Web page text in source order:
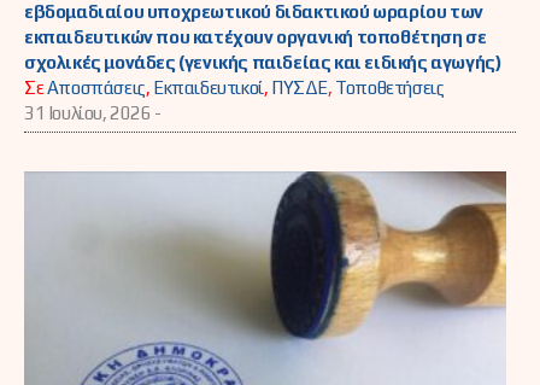
εβδομαδιαίου υποχρεωτικού διδακτικού ωραρίου των
εκπαιδευτικών που κατέχουν οργανική τοποθέτηση σε
σχολικές μονάδες (γενικής παιδείας και ειδικής αγωγής)
ΣεΑποσπάσεις, Εκπαιδευτικοί, ΠΥΣΔΕ, Τοποθετήσεις
31 Ιουλίου, 2026 -